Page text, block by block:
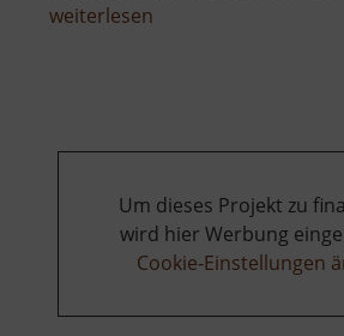
weiterlesen
Um dieses Projekt zu
wird hier Werbung
Cookie-Einstellungen